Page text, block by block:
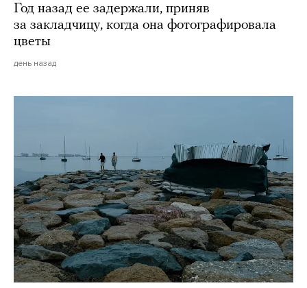
Год назад ее задержали, приняв
за закладчицу, когда она фотографировала
цветы
день назад